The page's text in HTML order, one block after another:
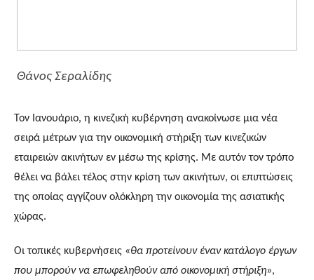
Θάνος Σεραλίδης
Τον Ιανουάριο, η κινεζική κυβέρνηση ανακοίνωσε μια νέα
σειρά μέτρων για την οικονομική στήριξη των κινεζικών
εταιρειών ακινήτων εν μέσω της κρίσης. Με αυτόν τον τρόπο
θέλει να βάλει τέλος στην κρίση των ακινήτων, οι επιπτώσεις
της οποίας αγγίζουν ολόκληρη την οικονομία της ασιατικής
χώρας.
Οι τοπικές κυβερνήσεις «θα προτείνουν έναν κατάλογο έργων
που μπορούν να επωφεληθούν από οικονομική στήριξη»,